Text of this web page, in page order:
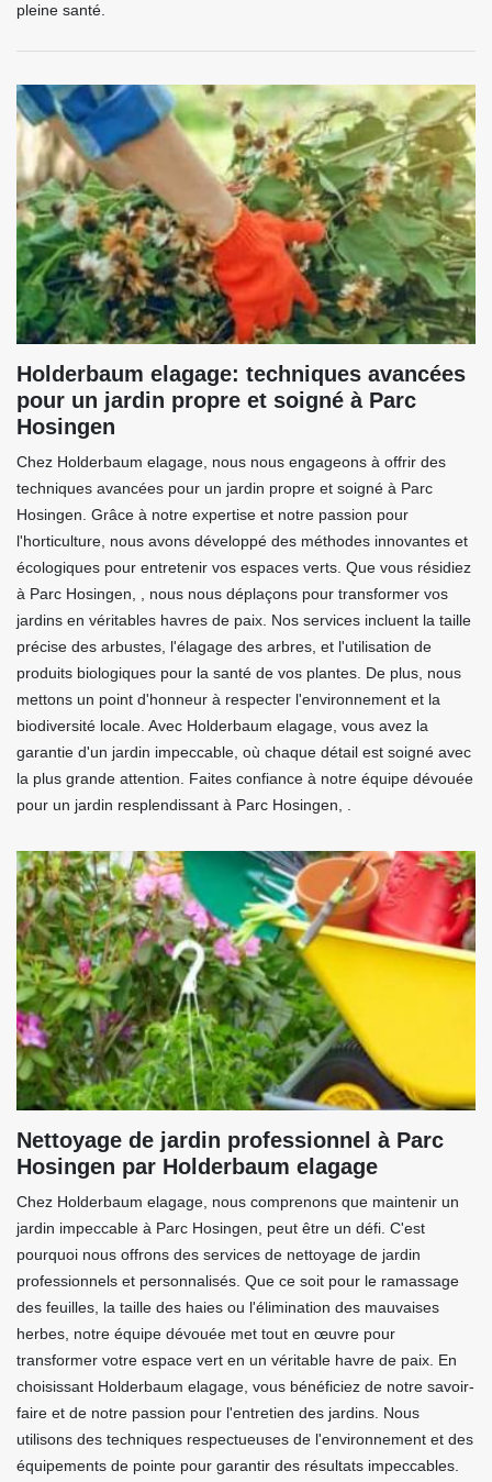
pleine santé.
Holderbaum elagage: techniques avancées
pour un jardin propre et soigné à Parc
Hosingen
Chez Holderbaum elagage, nous nous engageons à offrir des
techniques avancées pour un jardin propre et soigné à Parc
Hosingen. Grâce à notre expertise et notre passion pour
l'horticulture, nous avons développé des méthodes innovantes et
écologiques pour entretenir vos espaces verts. Que vous résidiez
à Parc Hosingen, , nous nous déplaçons pour transformer vos
jardins en véritables havres de paix. Nos services incluent la taille
précise des arbustes, l'élagage des arbres, et l'utilisation de
produits biologiques pour la santé de vos plantes. De plus, nous
mettons un point d'honneur à respecter l'environnement et la
biodiversité locale. Avec Holderbaum elagage, vous avez la
garantie d'un jardin impeccable, où chaque détail est soigné avec
la plus grande attention. Faites confiance à notre équipe dévouée
pour un jardin resplendissant à Parc Hosingen, .
Nettoyage de jardin professionnel à Parc
Hosingen par Holderbaum elagage
Chez Holderbaum elagage, nous comprenons que maintenir un
jardin impeccable à Parc Hosingen, peut être un défi. C'est
pourquoi nous offrons des services de nettoyage de jardin
professionnels et personnalisés. Que ce soit pour le ramassage
des feuilles, la taille des haies ou l'élimination des mauvaises
herbes, notre équipe dévouée met tout en œuvre pour
transformer votre espace vert en un véritable havre de paix. En
choisissant Holderbaum elagage, vous bénéficiez de notre savoir-
faire et de notre passion pour l'entretien des jardins. Nous
utilisons des techniques respectueuses de l'environnement et des
équipements de pointe pour garantir des résultats impeccables.